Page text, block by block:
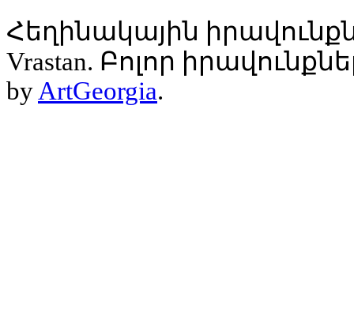
Հեղինակային
Vrastan. Բոլոր
by ArtGeorgia.